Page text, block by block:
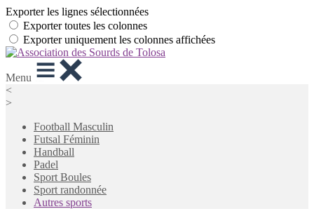
Exporter les lignes sélectionnées
Exporter toutes les colonnes
Exporter uniquement les colonnes affichées
Menu
<
>
Football Masculin
Futsal Féminin
Handball
Padel
Sport Boules
Sport randonnée
Autres sports